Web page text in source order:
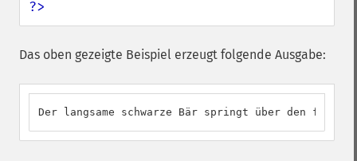
?>
Das oben gezeigte Beispiel erzeugt folgende Ausgabe:
Der langsame schwarze Bär springt über den faulen